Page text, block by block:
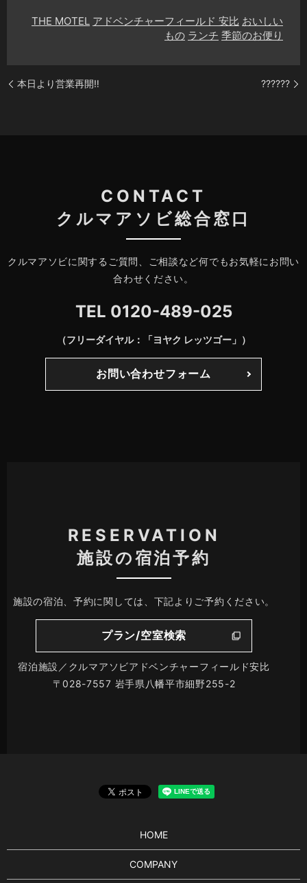
THE MOTEL アドベンチャーフィールド 安比 おいしい
もの ランチ 季節のお便り
本日より営業再開‼️ ??????
CONTACT
クルマアソビ総合窓口
クルマアソビに関するご質問、ご相談など何でもお気軽にお問い
合わせください。
TEL 0120-489-025
（フリーダイヤル：「ヨヤク レッツゴー」）
お問い合わせフォーム
RESERVATION
施設の宿泊予約
施設の宿泊、予約に関しては、下記よりご予約ください。
プラン/空室検索
宿泊施設／クルマアソビアドベンチャーフィールド安比
〒028-7557 岩手県八幡平市細野255-2
HOME
COMPANY